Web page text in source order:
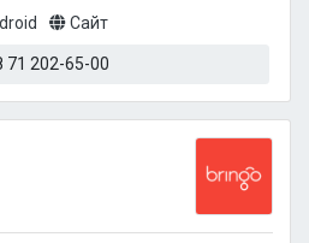
Сайт
71 202-65-00